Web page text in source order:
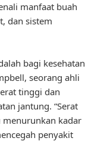
manfaat buah
dan sistem
bagi kesehatan
seorang ahli
tinggi dan
jantung. “Serat
menurunkan kadar
penyakit